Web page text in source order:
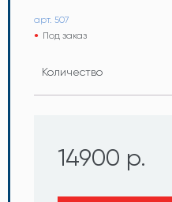
арт. 507
Под заказ
Количество
14900 р.